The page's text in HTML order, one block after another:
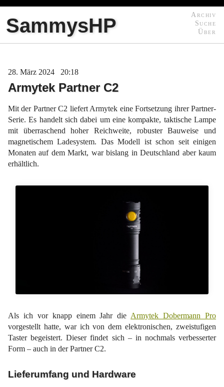
Archiv
Suche
Über
SammysHP
28 März 2024 20:18
Armytek Partner C2
Mit der Partner C2 liefert Armytek eine Fortsetzung ihrer Partner-
Serie. Es handelt sich dabei um eine kompakte, taktische Lampe
mit überraschend hoher Reichweite, robuster Bauweise und
magnetischem Ladesystem. Das Modell ist schon seit einigen
Monaten auf dem Markt, war bislang in Deutschland aber kaum
erhältlich.
Als ich vor knapp einem Jahr die Armytek Dobermann Pro
vorgestellt hatte, war ich von dem elektronischen, zweistufigen
Taster begeistert. Dieser findet sich – in nochmals verbesserter
Form – auch in der Partner C2.
Lieferumfang und Hardware